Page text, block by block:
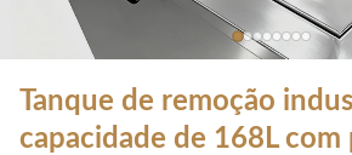
Tanque de remoção
capacidade de 168L com